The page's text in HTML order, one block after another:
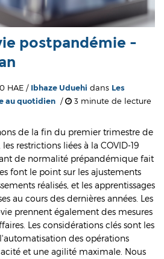
postpandémie -
HAE / Ibhaze Uduehi dans Les
au quotidien / 3 minute de lecture
de la fin du premier trimestre de
restrictions liées à la COVID-19
de normalité prépandémique fait
font le point sur les ajustements
réalisés, et les apprentissages
au cours des dernières années. Les
prennent également des mesures
Les considérations clés sont les
des opérations
et une agilité maximale. Nous